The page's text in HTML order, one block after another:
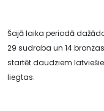
Šajā laika periodā
29 sudraba un 14
startēt daudziem
liegtas.